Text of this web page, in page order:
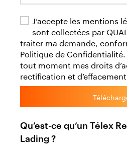
J’accepte les mentions
sont collectées par
traiter ma demande,
Politique de
tout moment mes droits
rectification et
Qu’est-ce qu’un Télex
Lading ?